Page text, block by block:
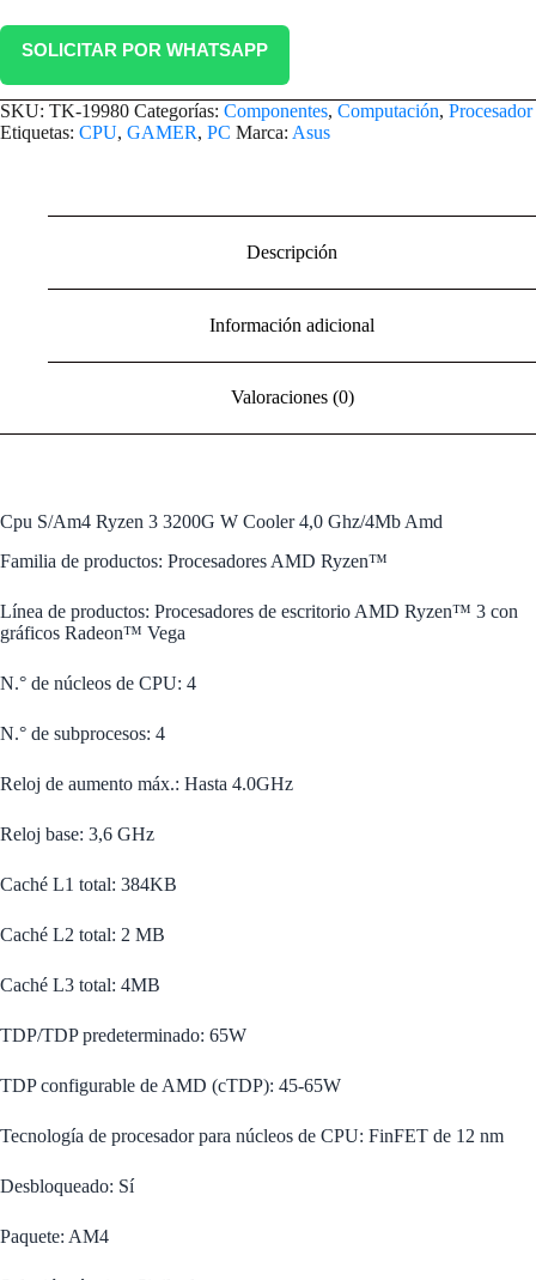
SOLICITAR POR WHATSAPP
SKU: TK-19980 Categorías: Componentes, Computación, Procesador
Etiquetas: CPU, GAMER, PC Marca: Asus
Descripción
Información adicional
Valoraciones (0)
Cpu S/Am4 Ryzen 3 3200G W Cooler 4,0 Ghz/4Mb Amd
Familia de productos: Procesadores AMD Ryzen™
Línea de productos: Procesadores de escritorio AMD Ryzen™ 3 con
gráficos Radeon™ Vega
N.° de núcleos de CPU: 4
N.° de subprocesos: 4
Reloj de aumento máx.: Hasta 4.0GHz
Reloj base: 3,6 GHz
Caché L1 total: 384KB
Caché L2 total: 2 MB
Caché L3 total: 4MB
TDP/TDP predeterminado: 65W
TDP configurable de AMD (cTDP): 45-65W
Tecnología de procesador para núcleos de CPU: FinFET de 12 nm
Desbloqueado: Sí
Paquete: AM4